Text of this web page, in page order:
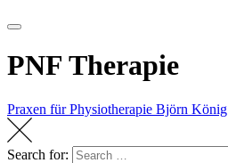
PNF Therapie
Praxen für Physiotherapie Björn König
Search for: